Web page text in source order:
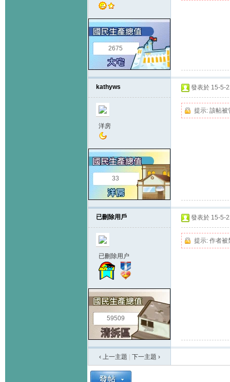
2675
kathyws
洋房
33
發表於 15-5-
提示: 該帖被
已刪除用戶
已刪除用户
59509
發表於 15-5-
提示: 作者被
‹ 上一主題 下一主題 ›